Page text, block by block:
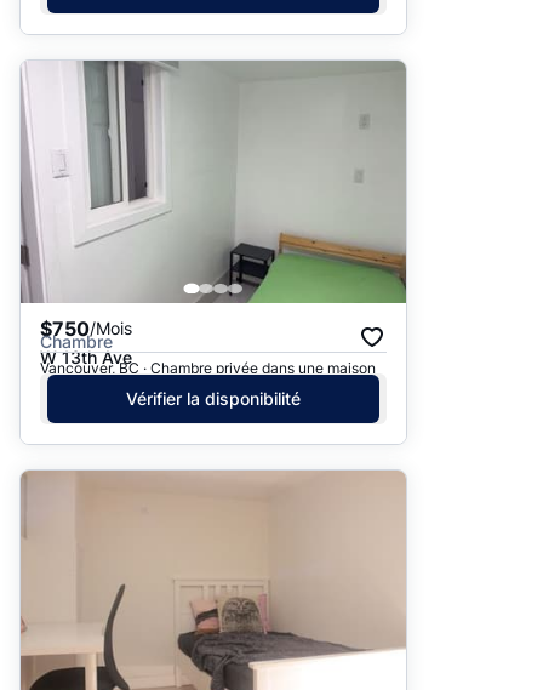
$750/Mois
Chambre
W 13th Ave
Vancouver, BC · Chambre privée dans une maison
Vérifier la disponibilité